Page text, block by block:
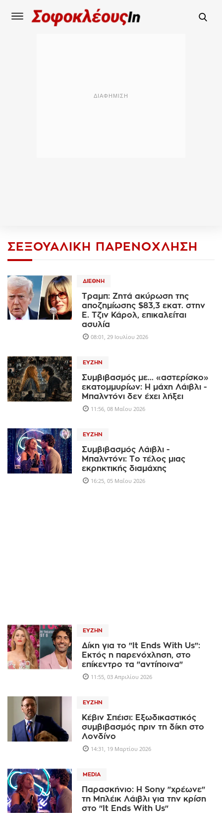
ΣΕΞΟΥΑΛΙΚΉ ΠΑΡΕΝΌΧΛΗΣΗ
ΔΙΕΘΝΉ
Τραμπ: Ζητά ακύρωση της
αποζημίωσης $83,3 εκατ. στην
Ε. Τζιν Κάρολ, επικαλείται
ασυλία
08:01, 29 Ιουλίου 2026
ΕΥΖΗΝ
Συμβιβασμός με... «αστερίσκο»
εκατομμυρίων: Η μάχη Λάιβλι -
Μπαλντόνι δεν έχει λήξει
11:56, 08 Μαΐου 2026
ΕΥΖΗΝ
Συμβιβασμός Λάιβλι -
Μπαλντόνι: Το τέλος μιας
εκρηκτικής διαμάχης
16:25, 05 Μαΐου 2026
ΕΥΖΗΝ
Δίκη για το "It Ends With Us":
Εκτός η παρενόχληση, στο
επίκεντρο τα "αντίποινα"
11:55, 03 Απριλίου 2026
ΕΥΖΗΝ
Κέβιν Σπέισι: Εξωδικαστικός
συμβιβασμός πριν τη δίκη στο
Λονδίνο
14:31, 19 Μαρτίου 2026
MEDIA
Παρασκήνιο: Η Sony "χρέωνε"
τη Μπλέικ Λάιβλι για την κρίση
στο "It Ends With Us"